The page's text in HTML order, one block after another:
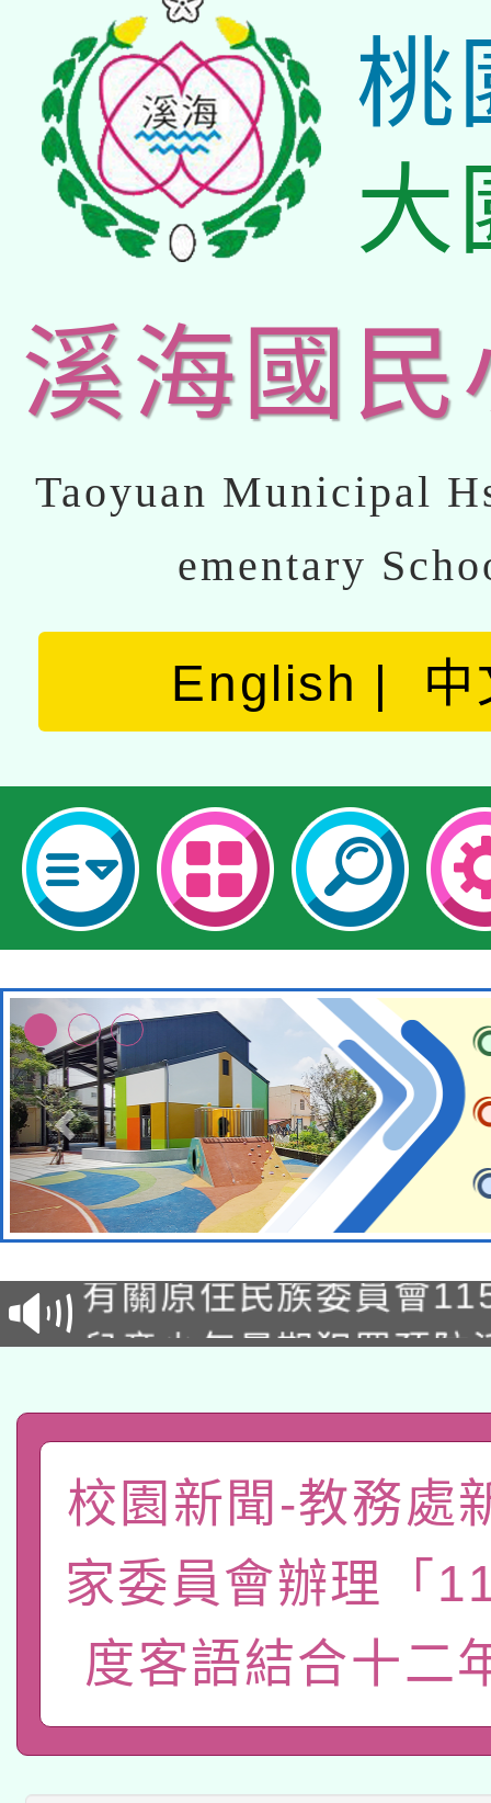
桃
大
溪海國民
Taoyuan Municipal
ementary
English 中
本校115學年度第1次
第3次招考甄選結果公
本校115學年度第2次
次招考甄選結果公告(
有關原住民族委員會
公告之原住民族歲時祭
兒童少年暑期犯罪預防
人員健康講座「吃得安
心」，鼓勵退休同仁踴
案。
本校115學年度第2次
招甄選結果公告(無人
招)
適應運動共學行動站研
本館辦理115年度閱讀
暨閱讀推動專業研習
科技賦能─人工智慧
礎課程
A3數位素養講師名單
本校115學年度第1次
校園新聞-教務處
家委員會辦理「
度客語結合十二